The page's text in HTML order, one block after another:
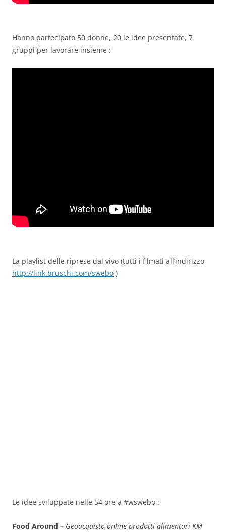
Hanno partecipato 50 donne, 20 le idee presentate, 7
gruppi per lavorare insieme :
La playlist delle riprese dal vivo (tutti i filmati all’indirizzo
http://link.bruschi.com/swebo )
Le idee sviluppate nelle 54 ore a #wswebo :
Food Around – Geoacquisto online prodotti alimentari KM